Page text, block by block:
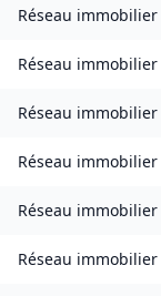
Réseau immobilier
Réseau immobilier
Réseau immobilier
Réseau immobilier
Réseau immobilier
Réseau immobilier